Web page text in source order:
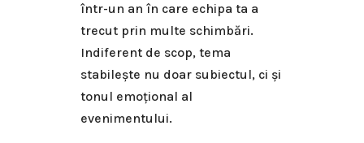
într-un an în care echipa ta a
trecut prin multe schimbări.
Indiferent de scop, tema
stabilește nu doar subiectul, ci și
tonul emoțional al
evenimentului.